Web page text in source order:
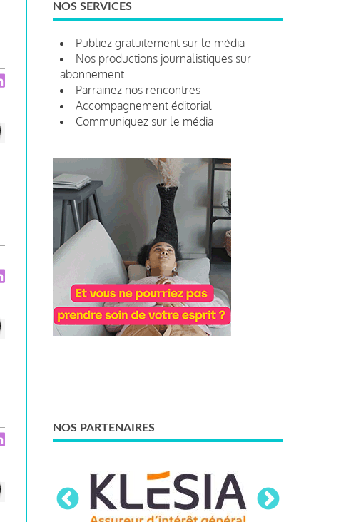
NOS SERVICES
Publiez gratuitement sur le média
Nos productions journalistiques sur
abonnement
Parrainez nos rencontres
Accompagnement éditorial
Communiquez sur le média
NOS PARTENAIRES